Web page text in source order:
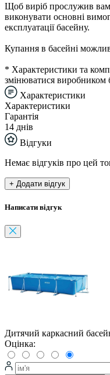
Щоб виріб прослужив
виконувати основні
експлуатації басейну.
Купання в басейні
* Характеристики та
змінюватися виробником
Характеристики
Характеристики
Гарантія
14 днів
Відгуки
Немає відгуків про цей
+ Додати відгук
Написати відгук
Дитячий каркасний
Оцінка: